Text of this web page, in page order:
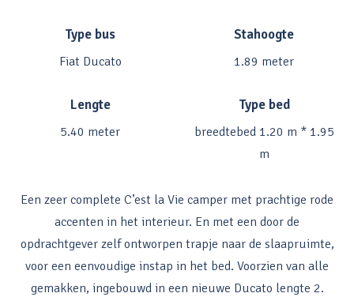
Type bus
Fiat Ducato
Stahoogte
1.89 meter
Lengte
5.40 meter
Type bed
breedtebed 1.20 m * 1.95
m
Een zeer complete C’est la Vie camper met prachtige rode
accenten in het interieur. En met een door de
opdrachtgever zelf ontworpen trapje naar de slaapruimte,
voor een eenvoudige instap in het bed. Voorzien van alle
gemakken, ingebouwd in een nieuwe Ducato lengte 2.